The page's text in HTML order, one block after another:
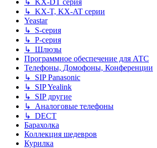
↳ KX-DT серия
↳ KX-T, KX-AT серии
Yeastar
↳ S-серия
↳ P-серия
↳ Шлюзы
Программное обеспечение для АТС
Телефоны, Домофоны, Конференции
↳ SIP Panasonic
↳ SIP Yealink
↳ SIP другие
↳ Аналоговые телефоны
↳ DECT
Барахолка
Коллекция шедевров
Курилка